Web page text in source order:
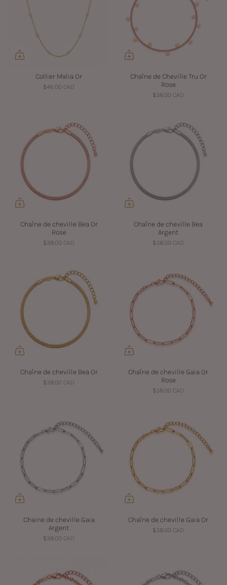
Collier Malia Or
$46.00 CAD
Chaîne de Cheville Tru Or
Rose
$38.00 CAD
Chaîne de cheville Bea Or
Rose
$38.00 CAD
Chaîne de cheville Bea
Argent
$38.00 CAD
Chaîne de cheville Bea Or
$38.00 CAD
Chaîne de cheville Gaia Or
Rose
$38.00 CAD
Chaine de cheville Gaia
Argent
$38.00 CAD
Chaîne de cheville Gaia Or
$38.00 CAD